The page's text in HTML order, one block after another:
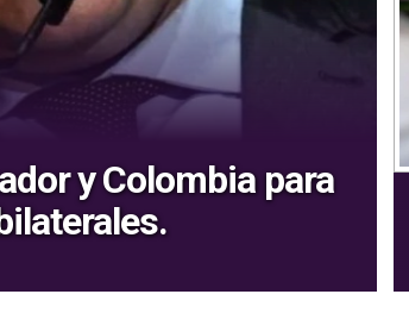
y Colombia para